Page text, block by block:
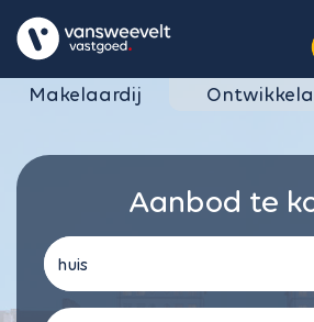
Makelaardij
Aanbod te
huis